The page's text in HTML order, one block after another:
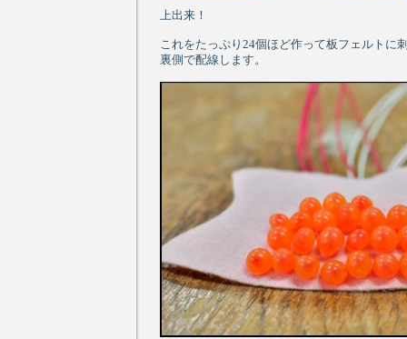
上出来！
これをたっぷり24個ほど作って板フェルトに
裏側で配線します。